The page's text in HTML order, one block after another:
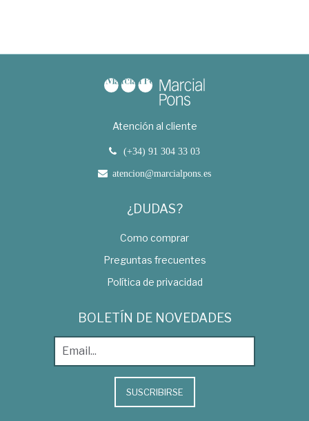
Atención al cliente
(+34) 91 304 33 03
atencion@marcialpons.es
¿DUDAS?
Como comprar
Preguntas frecuentes
Política de privacidad
BOLETÍN DE NOVEDADES
SUSCRIBIRSE